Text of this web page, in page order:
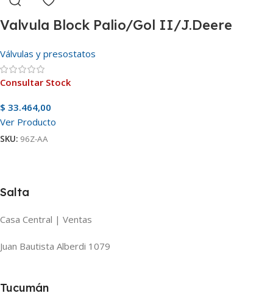
Valvula Block Palio/Gol II/J.Deere
Válvulas y presostatos
Consultar Stock
$ 33.464,00
Ver Producto
SKU: 96Z-AA
Salta
Casa Central | Ventas
Juan Bautista Alberdi 1079
Tucumán